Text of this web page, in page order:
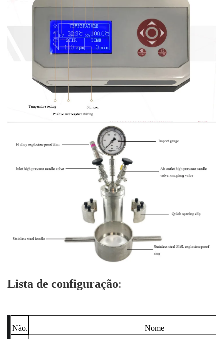
Lista de configuração:
Não.
Nome